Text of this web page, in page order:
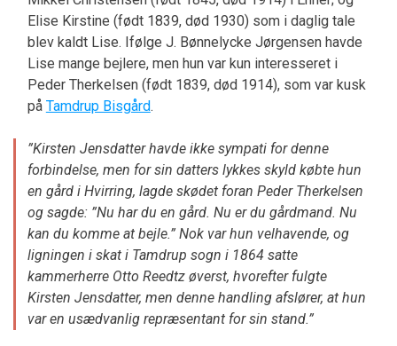
Elise Kirstine (født 1839, død 1930) som i daglig tale
blev kaldt Lise. Ifølge J. Bønnelycke Jørgensen havde
Lise mange bejlere, men hun var kun interesseret i
Peder Therkelsen (født 1839, død 1914), som var kusk
på Tamdrup Bisgård.
”Kirsten Jensdatter havde ikke sympati for denne
forbindelse, men for sin datters lykkes skyld købte hun
en gård i Hvirring, lagde skødet foran Peder Therkelsen
og sagde: ”Nu har du en gård. Nu er du gårdmand. Nu
kan du komme at bejle.” Nok var hun velhavende, og
ligningen i skat i Tamdrup sogn i 1864 satte
kammerherre Otto Reedtz øverst, hvorefter fulgte
Kirsten Jensdatter, men denne handling afslører, at hun
var en usædvanlig repræsentant for sin stand.”